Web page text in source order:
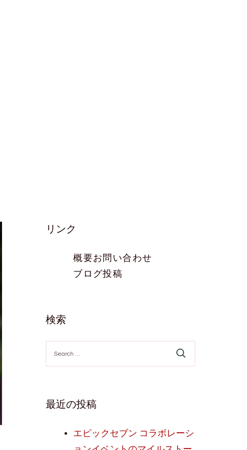
リンク
概要お問い合わせ
ブログ投稿
検索
for:
最近の投稿
エピックセブン コラボレーシ